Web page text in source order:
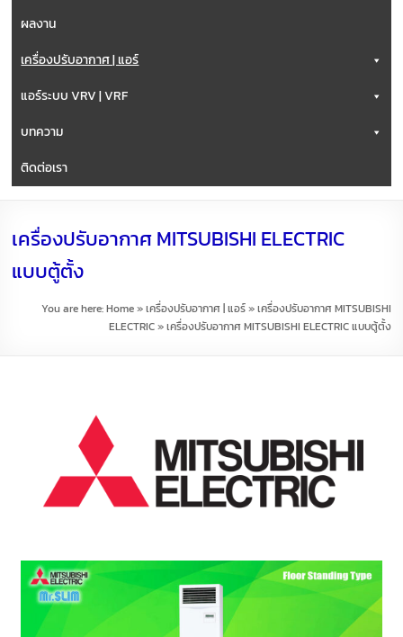
ผลงาน
เครื่องปรับอากาศ | แอร์
แอร์ระบบ VRV | VRF
บทความ
ติดต่อเรา
เครื่องปรับอากาศ MITSUBISHI ELECTRIC
แบบตู้ตั้ง
You are here:Home»เครื่องปรับอากาศ | แอร์»เครื่องปรับอากาศ MITSUBISHI
ELECTRIC»เครื่องปรับอากาศ MITSUBISHI ELECTRIC แบบตู้ตั้ง